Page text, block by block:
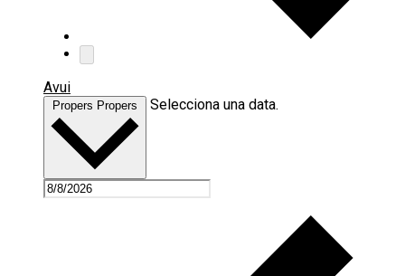
Avui
Propers Propers Selecciona una data.